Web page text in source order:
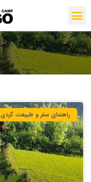
راهنمای سفر و طبیعت گردی